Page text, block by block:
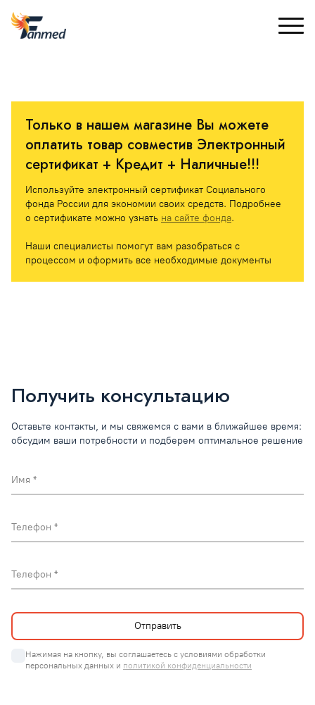
Только в нашем магазине Вы можете
оплатить товар совместив Электронный
сертификат + Кредит + Наличные!!!
Используйте электронный сертификат Социального
фонда России для экономии своих средств. Подробнее
о сертификате можно узнать на сайте фонда.
Наши специалисты помогут вам разобраться с
процессом и оформить все необходимые документы
Получить консультацию
Оставьте контакты, и мы свяжемся с вами в ближайшее время:
обсудим ваши потребности и подберем оптимальное решение
Имя
Телефон
Телефон
Нажимая на кнопку, вы соглашаетесь с условиями обработки
персональных данных и политикой конфиденциальности